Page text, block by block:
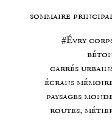
sommaire
#Évry
carrés
écrans
paysages
routes,